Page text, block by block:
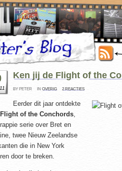
Ken jij de Flight of the
BY PETER IN OVERIG 2 REACTIES
Eerder dit jaar ontdekte
Flight of the Conchords,
serie over Bret en
twee Nieuw Zeelandse
die in New York
door te breken.